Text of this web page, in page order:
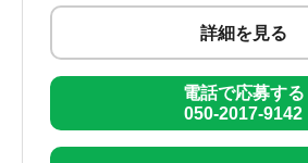
詳細を見る
電話で応募する
050-2017-9142